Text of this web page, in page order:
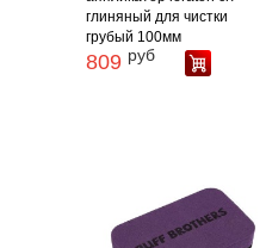
глиняный для чистки
грубый 100мм
809 руб